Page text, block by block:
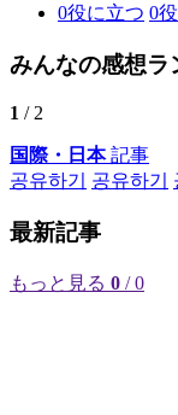
0役に立つ 0
みんなの感想ラ
1 / 2
国際・日本記事
공유하기
공유하기
最新記事
もっと見る 0 / 0